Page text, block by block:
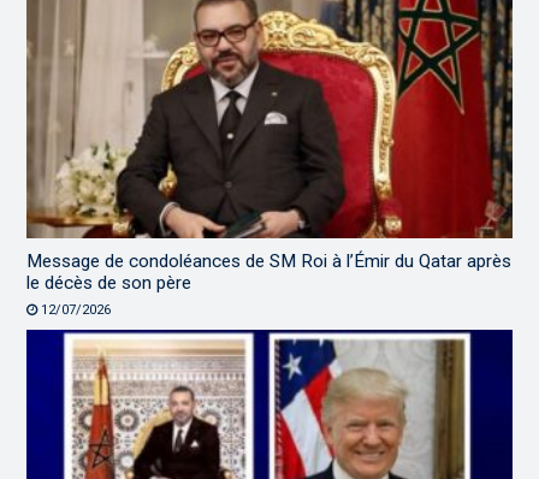
Message de condoléances de SM Roi à l’Émir du Qatar après
le décès de son père
12/07/2026